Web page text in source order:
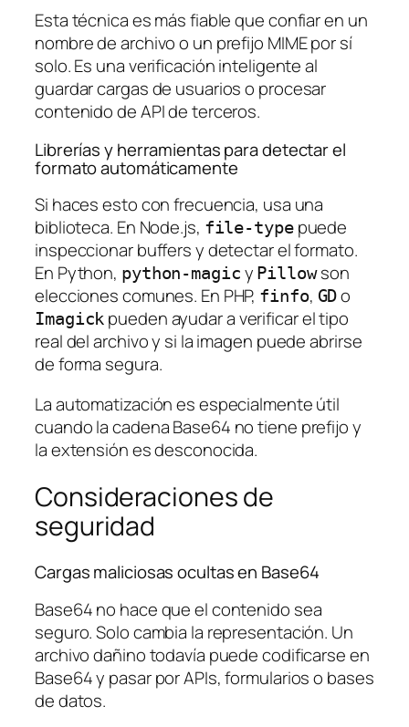
Esta técnica es más fiable que confiar en un
nombre de archivo o un prefijo MIME por sí
solo. Es una verificación inteligente al
guardar cargas de usuarios o procesar
contenido de API de terceros.
Librerías y herramientas para detectar el
formato automáticamente
Si haces esto con frecuencia, usa una
biblioteca. En Node.js, file-typepuede
inspeccionar buffers y detectar el formato.
En Python, python-magic y Pillowson
elecciones comunes. En PHP, finfo, GDo
Imagick pueden ayudar a verificar el tipo
real del archivo y si la imagen puede abrirse
de forma segura.
La automatización es especialmente útil
cuando la cadena Base64 no tiene prefijo y
la extensión es desconocida.
Consideraciones de
seguridad
Cargas maliciosas ocultas en Base64
Base64 no hace que el contenido sea
seguro. Solo cambia la representación. Un
archivo dañino todavía puede codificarse en
Base64 y pasar por APIs, formularios o bases
de datos.